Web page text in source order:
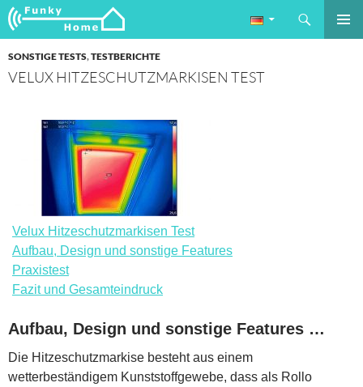
Funkyhome.de Online Magazin
Suchen
ZUM
SONSTIGE TESTS,TESTBERICHTE
VELUX HITZESCHUTZMARKISEN TEST
Velux Hitzeschutzmarkisen Test
Aufbau, Design und sonstige Features
Praxistest
Fazit und Gesamteindruck
Aufbau, Design und sonstige Features …
Die Hitzeschutzmarkise besteht aus einem
wetterbeständigem Kunststoffgewebe, dass als Rollo